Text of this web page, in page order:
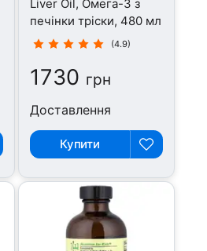
Liver Oil, Омега-3 з
печінки тріски, 480 мл
(4.9)
1730 грн
Доставлення
Купити